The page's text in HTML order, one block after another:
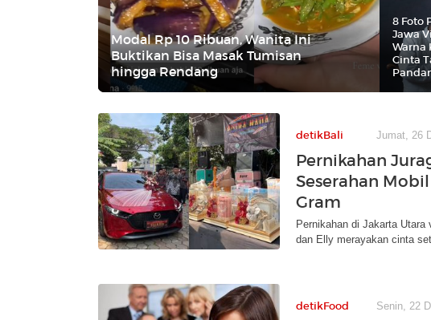
Modal Rp 10 Ribuan, Wanita Ini
Buktikan Bisa Masak Tumisan
hingga Rendang
8 Foto
Jawa
Warna
Cinta
detikBali Jumat, 26
Pernikahan
Seserahan
Gram
Pernikahan di Jakarta
dan Elly merayakan cinta
detikFood Senin, 22